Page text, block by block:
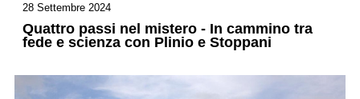
28 Settembre 2024
Quattro passi nel mistero - In cammino tra
fede e scienza con Plinio e Stoppani